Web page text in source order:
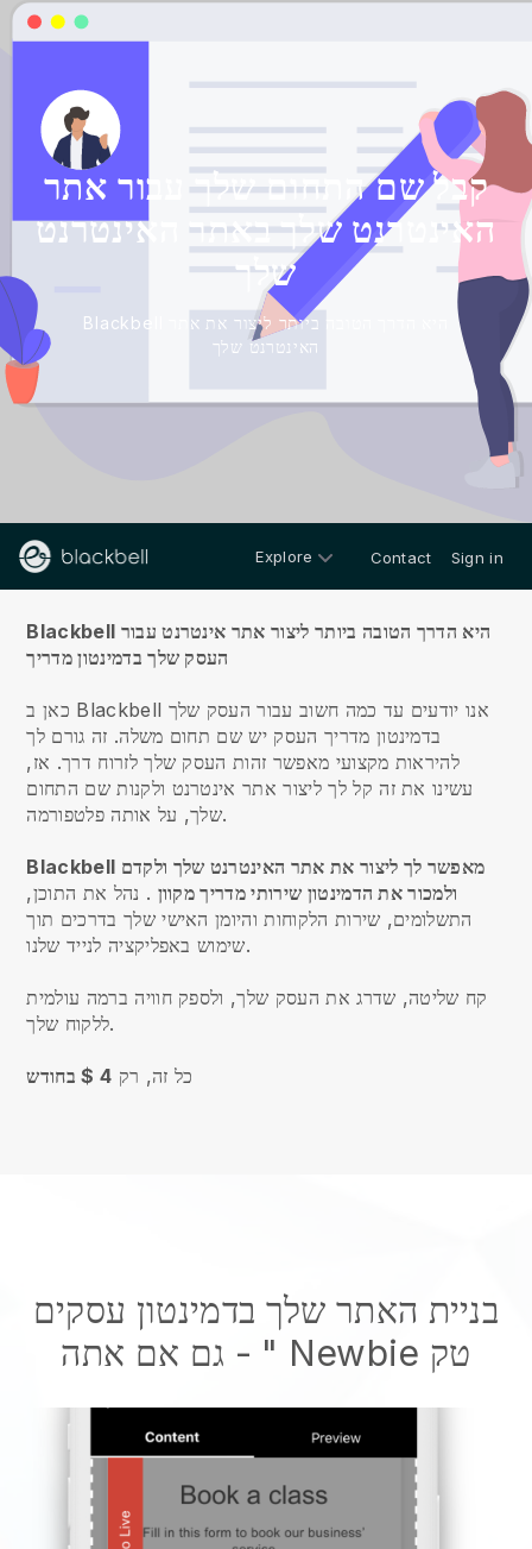
קבל שם התחום שלך עבור אתר
האינטרנט שלך באתר האינטרנט
שלך
Blackbell היא הדרך הטובה ביותר ליצור את אתר
האינטרנט שלך
Explore Contact Sign in
Blackbell היא הדרך הטובה ביותר ליצור אתר אינטרנט עבור
העסק שלך בדמינטון מדריך
כאן ב Blackbell אנו יודעים עד כמה חשוב עבור העסק שלך
בדמינטון מדריך העסק יש שם תחום משלה. זה גורם לך
להיראות מקצועי מאפשר זהות העסק שלך לזרוח דרך. אז,
עשינו את זה קל לך ליצור אתר אינטרנט ולקנות שם התחום
שלך, על אותה פלטפורמה.
Blackbell מאפשר לך ליצור את אתר האינטרנט שלך ולקדם
ולמכור את הדמינטון שירותי מדריך מקוון . נהל את התוכן,
התשלומים, שירות הלקוחות והיומן האישי שלך בדרכים תוך
שימוש באפליקציה לנייד שלנו.
קח שליטה, שדרג את העסק שלך, ולספק חוויה ברמה עולמית
ללקוח שלך.
כל זה, רק 4 $ בחודש
בניית האתר שלך בדמינטון עסקים
"
- גם אם אתה Newbie טק